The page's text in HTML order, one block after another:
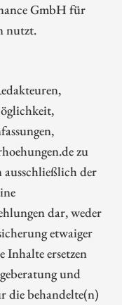
GmbH für
nutzt.
zu
der
dar, weder
etwaiger
Inhalte ersetzen
und
die behandelte(n)